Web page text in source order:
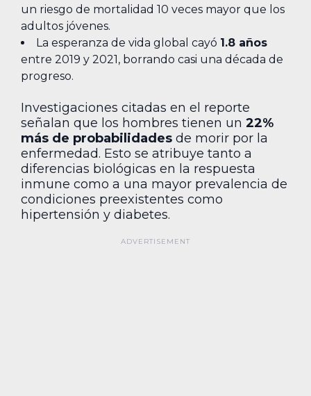
un riesgo de mortalidad 10 veces mayor que los
adultos jóvenes.
La esperanza de vida global cayó 1.8 años
entre 2019 y 2021, borrando casi una década de
progreso.
Investigaciones citadas en el reporte
señalan que los hombres tienen un 22%
más de probabilidades de morir por la
enfermedad. Esto se atribuye tanto a
diferencias biológicas en la respuesta
inmune como a una mayor prevalencia de
condiciones preexistentes como
hipertensión y diabetes.